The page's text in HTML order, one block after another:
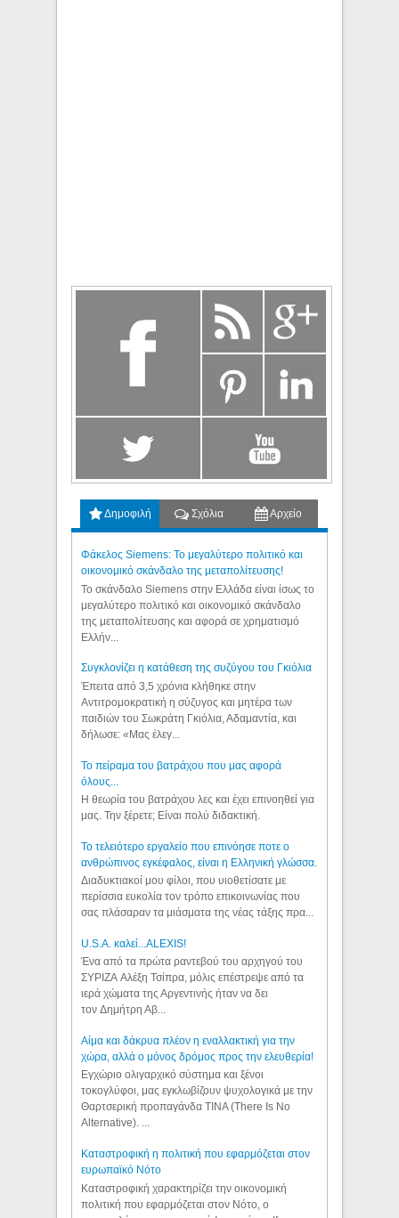
Δημοφιλή Σχόλια Αρχείο
Φάκελος Siemens: Το μεγαλύτερο πολιτικό και
οικονομικό σκάνδαλο της μεταπολίτευσης!
Το σκάνδαλο Siemens στην Ελλάδα είναι ίσως το
μεγαλύτερο πολιτικό και οικονομικό σκάνδαλο
της μεταπολίτευσης και αφορά σε χρηματισμό
Ελλήν...
Συγκλονίζει η κατάθεση της συζύγου του Γκιόλια
Έπειτα από 3,5 χρόνια κλήθηκε στην
Αντιτρομοκρατική η σύζυγος και μητέρα των
παιδιών του Σωκράτη Γκιόλια, Αδαμαντία, και
δήλωσε: «Μας έλεγ...
Το πείραμα του βατράχου που μας αφορά
όλους...
Η θεωρία του βατράχου λες και έχει επινοηθεί για
μας. Την ξέρετε; Είναι πολύ διδακτική.
Το τελειότερο εργαλείο που επινόησε ποτε ο
ανθρώπινος εγκέφαλος, είναι η Ελληνική γλώσσα.
Διαδυκτιακοί μου φίλοι, που υιοθετίσατε με
περίσσια ευκολία τον τρόπο επικοινωνίας που
σας πλάσαραν τα μιάσματα της νέας τάξης πρα...
U.S.A. καλεί...ALEXIS!
Ένα από τα πρώτα ραντεβού του αρχηγού του
ΣΥΡΙΖΑ Αλέξη Τσίπρα, μόλις επέστρεψε από τα
ιερά χώματα της Αργεντινής ήταν να δει
τον Δημήτρη Αβ...
Αίμα και δάκρυα πλέον η εναλλακτική για την
χώρα, αλλά ο μόνος δρόμος προς την ελευθερία!
Εγχώριο ολιγαρχικό σύστημα και ξένοι
τοκογλύφοι, μας εγκλωβίζουν ψυχολογικά με την
Θαρτσερική προπαγάνδα TINA (There Is No
Alternative). ...
Καταστροφική η πολιτική που εφαρμόζεται στον
ευρωπαϊκό Νότο
Καταστροφική χαρακτηρίζει την οικονομική
πολιτική που εφαρμόζεται στον Νότο, ο